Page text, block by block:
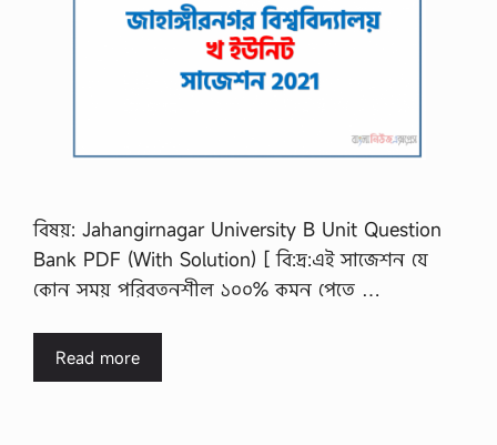
বিষয়: Jahangirnagar University B Unit Question
Bank PDF (With Solution) [ বি:দ্র:এই সাজেশন যে
কোন সময় পরিবতনশীল ১০০% কমন পেতে …
Read more